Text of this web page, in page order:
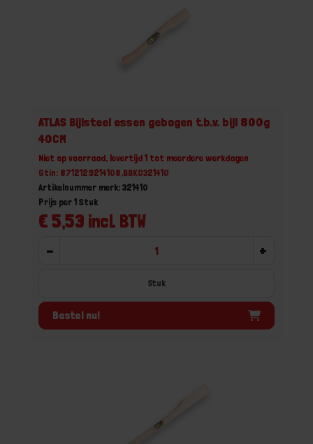
ATLAS Bijlsteel essen gebogen t.b.v. bijl 800g
40CM
Niet op voorraad, levertijd 1 tot meerdere werkdagen
Gtin: 8712129214108,BBKO321410
Artikelnummer merk: 321410
€ 5,53 incl. BTW
Prijs per 1 Stuk
- +
Stuk
Bestel nu!